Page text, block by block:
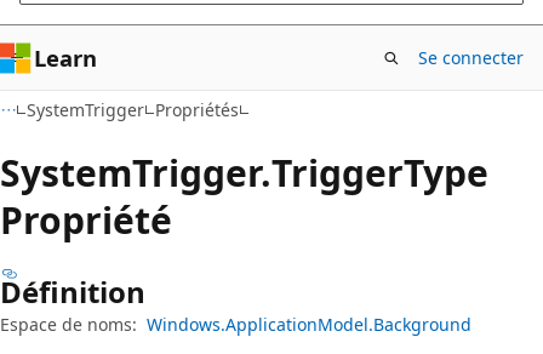
Learn Se connecter
SystemTrigger Propriétés
SystemTrigger.TriggerType
Propriété
Définition
Espace de noms: Windows.ApplicationModel.Background